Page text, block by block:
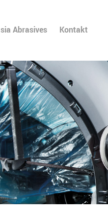
sia Abrasives Kontakt